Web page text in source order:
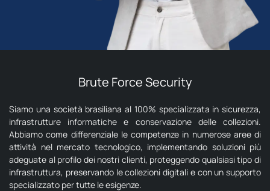
Brute Force Security
Siamo una società brasiliana al 100% specializzata in sicurezza,
infrastrutture informatiche e conservazione delle collezioni.
Abbiamo come differenziale le competenze in numerose aree di
attività nel mercato tecnologico, implementando soluzioni più
adeguate al profilo dei nostri clienti, proteggendo qualsiasi tipo di
infrastruttura, preservando le collezioni digitali e con un supporto
specializzato per tutte le esigenze.